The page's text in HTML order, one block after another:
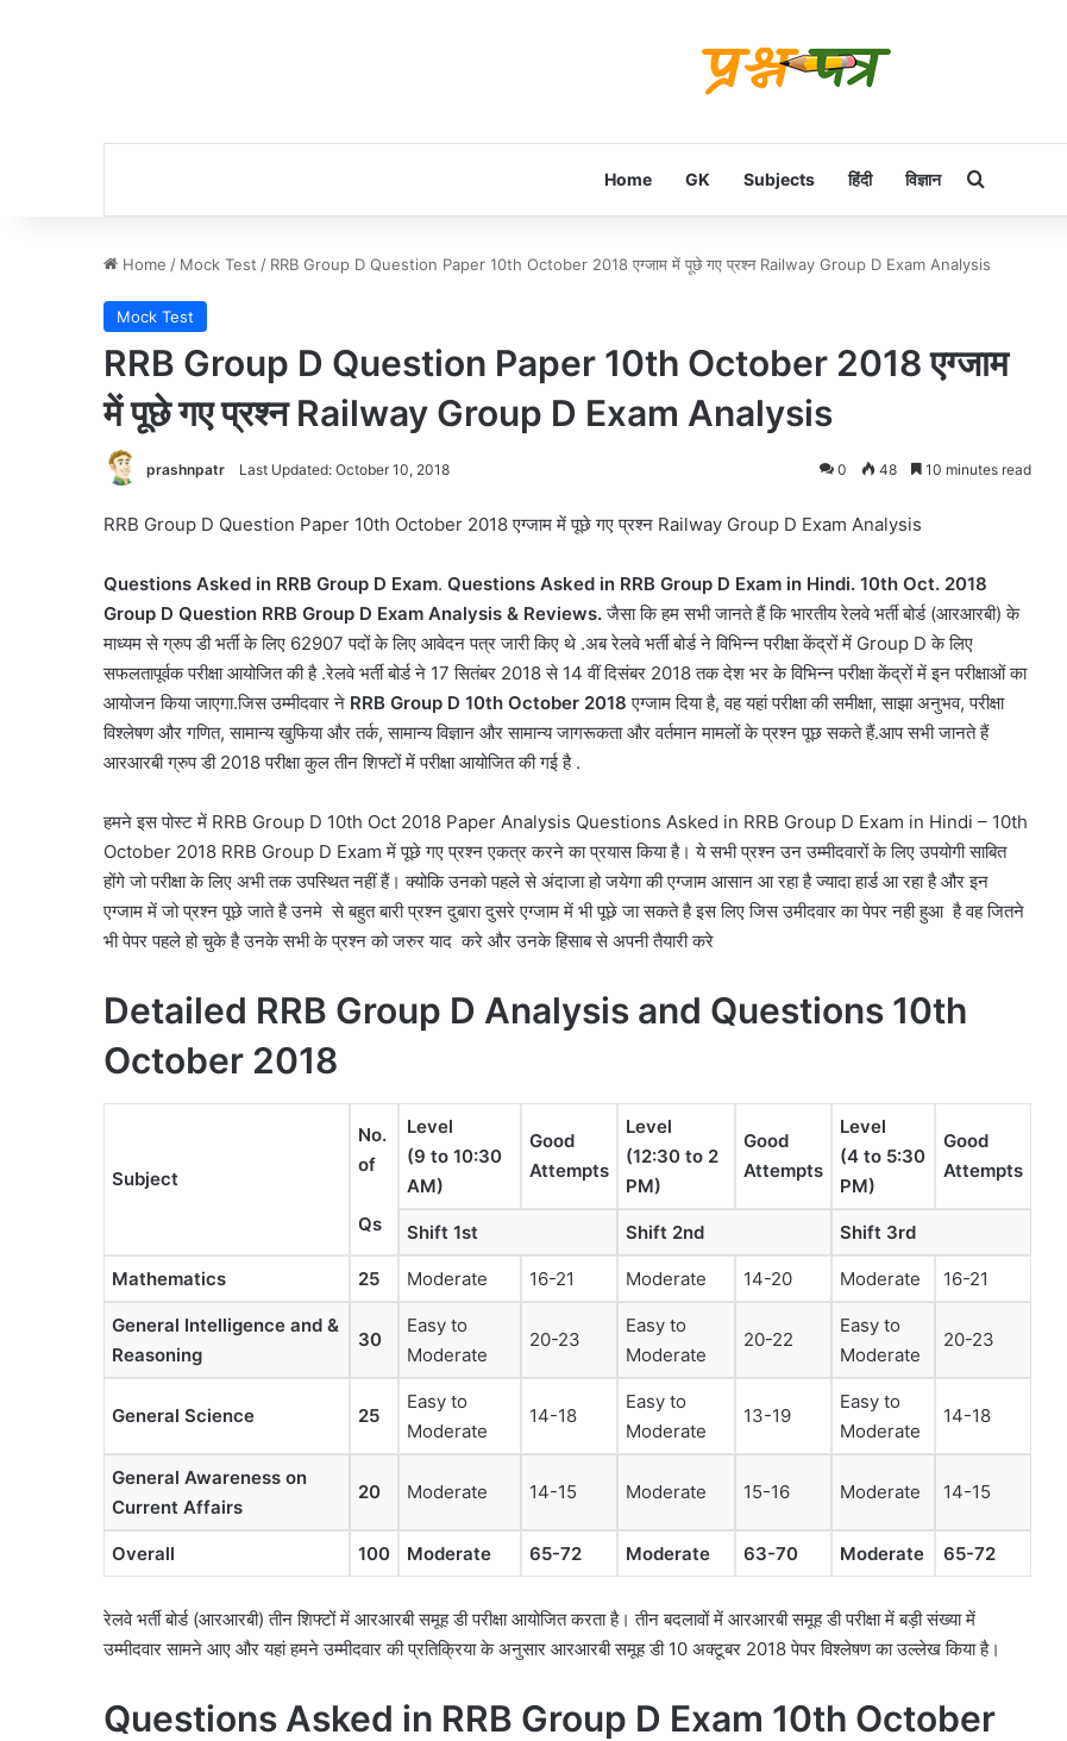
Home GK Subjects हिंदी विज्ञान Search for
Home / Mock Test / RRB Group D Question Paper 10th October 2018 एग्जाम में पूछे गए प्रश्न Railway Group D Exam Analysis
Mock Test
RRB Group D Question Paper 10th October 2018 एग्जाम
में पूछे गए प्रश्न Railway Group D Exam Analysis
prashnpatr Last Updated: October 10, 2018 0 48 10 minutes read
RRB Group D Question Paper 10th October 2018 एग्जाम में पूछे गए प्रश्न Railway Group D Exam Analysis
Questions Asked in RRB Group D Exam. Questions Asked in RRB Group D Exam in Hindi. 10th Oct. 2018
Group D Question RRB Group D Exam Analysis & Reviews.जैसा कि हम सभी जानते हैं कि भारतीय रेलवे भर्ती बोर्ड (आरआरबी) के
माध्यम से ग्रुप डी भर्ती के लिए 62907 पदों के लिए आवेदन पत्र जारी किए थे .अब रेलवे भर्ती बोर्ड ने विभिन्न परीक्षा केंद्रों में Group D के लिए
सफलतापूर्वक परीक्षा आयोजित की है .रेलवे भर्ती बोर्ड ने 17 सितंबर 2018 से 14 वीं दिसंबर 2018 तक देश भर के विभिन्न परीक्षा केंद्रों में इन परीक्षाओं का
आयोजन किया जाएगा.जिस उम्मीदवार ने RRB Group D 10th October 2018 एग्जाम दिया है, वह यहां परीक्षा की समीक्षा, साझा अनुभव, परीक्षा
विश्लेषण और गणित, सामान्य खुफिया और तर्क, सामान्य विज्ञान और सामान्य जागरूकता और वर्तमान मामलों के प्रश्न पूछ सकते हैं.आप सभी जानते हैं
आरआरबी ग्रुप डी 2018 परीक्षा कुल तीन शिफ्टों में परीक्षा आयोजित की गई है .
हमने इस पोस्ट में RRB Group D 10th Oct 2018 Paper Analysis Questions Asked in RRB Group D Exam in Hindi – 10th
October 2018 RRB Group D Exam में पूछे गए प्रश्न एकत्र करने का प्रयास किया है। ये सभी प्रश्न उन उम्मीदवारों के लिए उपयोगी साबित
होंगे जो परीक्षा के लिए अभी तक उपस्थित नहीं हैं। क्योकि उनको पहले से अंदाजा हो जयेगा की एग्जाम आसान आ रहा है ज्यादा हार्ड आ रहा है और इन
एग्जाम में जो प्रश्न पूछे जाते है उनमे से बहुत बारी प्रश्न दुबारा दुसरे एग्जाम में भी पूछे जा सकते है इस लिए जिस उमीदवार का पेपर नही हुआ है वह जितने
भी पेपर पहले हो चुके है उनके सभी के प्रश्न को जरुर याद करे और उनके हिसाब से अपनी तैयारी करे
Detailed RRB Group D Analysis and Questions 10th
October 2018
Subject
No.
of
Qs
Level
(9 to 10:30
AM)
Good
Attempts
Level
(12:30 to 2
PM)
Good
Attempts
Level
(4 to 5:30
PM)
Good
Attempts
Shift 1st Shift 2nd Shift 3rd
Mathematics 25 Moderate 16-21 Moderate 14-20 Moderate 16-21
General Intelligence and &
Reasoning
30
Easy to
Moderate
20-23
Easy to
Moderate
20-22
Easy to
Moderate
20-23
General Science 25
Easy to
Moderate
14-18
Easy to
Moderate
13-19
Easy to
Moderate
14-18
General Awareness on
Current Affairs
20 Moderate 14-15 Moderate 15-16 Moderate 14-15
Overall 100 Moderate 65-72 Moderate 63-70 Moderate 65-72
रेलवे भर्ती बोर्ड (आरआरबी) तीन शिफ्टों में आरआरबी समूह डी परीक्षा आयोजित करता है। तीन बदलावों में आरआरबी समूह डी परीक्षा में बड़ी संख्या में
उम्मीदवार सामने आए और यहां हमने उम्मीदवार की प्रतिक्रिया के अनुसार आरआरबी समूह डी 10 अक्टूबर 2018 पेपर विश्लेषण का उल्लेख किया है।
Questions Asked in RRB Group D Exam 10th October